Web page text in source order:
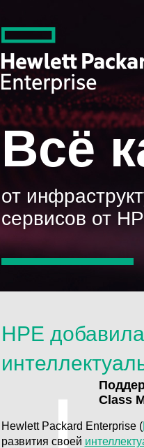
Всё
от
сервисов от
HPE
Class
Hewlett Packard Enterprise (
развития своей